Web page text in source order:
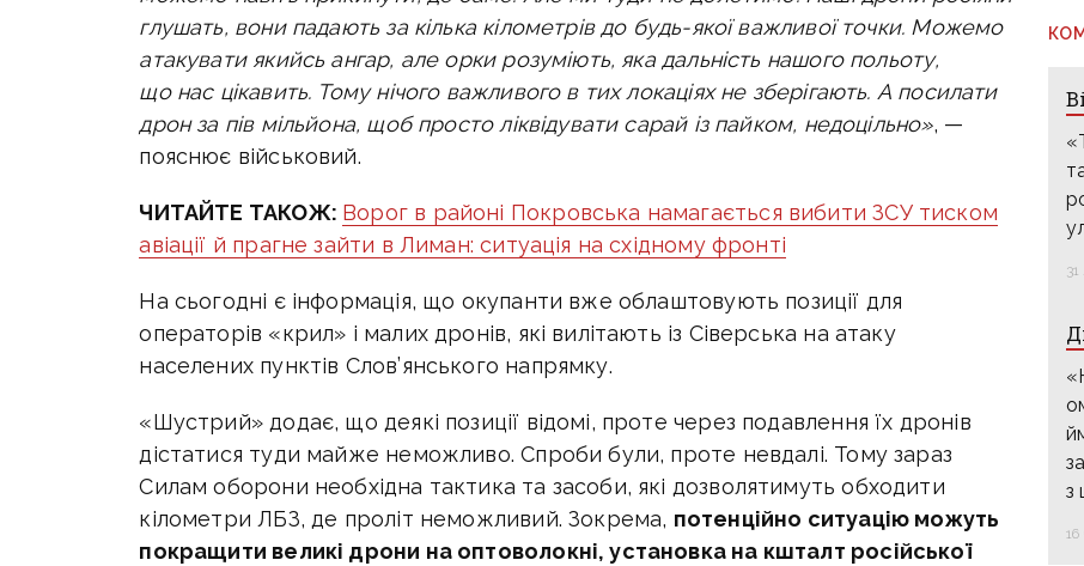
глушать, вони падають за кілька кілометрів до будь-якої важливої точки. Можемо
атакувати якийсь ангар, але орки розуміють, яка дальність нашого польоту,
що нас цікавить. Тому нічого важливого в тих локаціях не зберігають. А посилати
дрон за пів мільйона, щоб просто ліквідувати сарай із пайком, недоцільно», —
пояснює військовий.
ЧИТАЙТЕ ТАКОЖ: Ворог в районі Покровська намагається вибити ЗСУ тиском
авіації й прагне зайти в Лиман: ситуація на східному фронті
На сьогодні є інформація, що окупанти вже облаштовують позиції для
операторів «крил» і малих дронів, які вилітають із Сіверська на атаку
населених пунктів Слов’янського напрямку.
«Шустрий» додає, що деякі позиції відомі, проте через подавлення їх дронів
дістатися туди майже неможливо. Спроби були, проте невдалі. Тому зараз
Силам оборони необхідна тактика та засоби, які дозволятимуть обходити
кілометри ЛБЗ, де проліт неможливий. Зокрема, потенційно ситуацію можуть
покращити великі дрони на оптоволокні, установка на кшталт російської
з
16